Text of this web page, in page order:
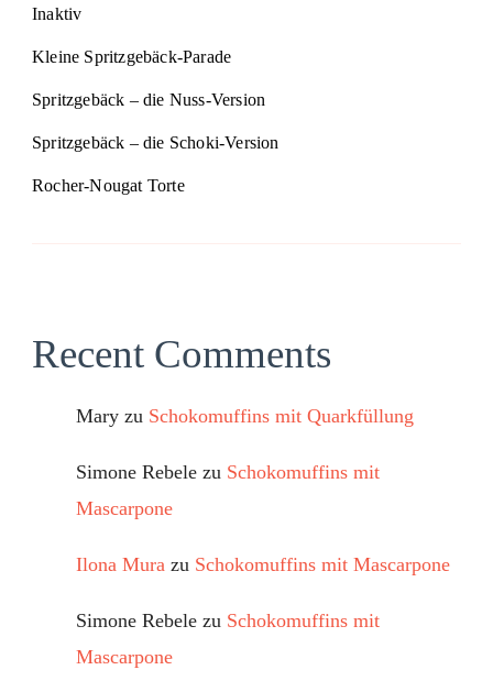
Inaktiv
Kleine Spritzgebäck-Parade
Spritzgebäck – die Nuss-Version
Spritzgebäck – die Schoki-Version
Rocher-Nougat Torte
Recent Comments
Mary zu Schokomuffins mit Quarkfüllung
Simone Rebele zu Schokomuffins mit
Mascarpone
Ilona Mura zu Schokomuffins mit Mascarpone
Simone Rebele zu Schokomuffins mit
Mascarpone